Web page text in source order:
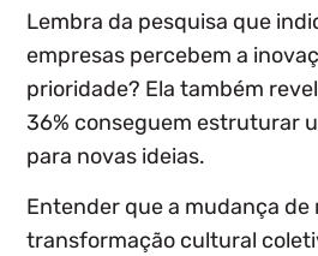
Lembra da pesquisa que
empresas percebem a
prioridade? Ela também
36% conseguem estruturar
para novas ideias.
Entender quea mudança de
transformação cultural